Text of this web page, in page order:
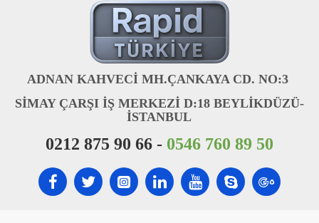
ADNAN KAHVECİ MH.ÇANKAYA CD. NO:3
SİMAY ÇARŞI İŞ MERKEZİ D:18 BEYLİKDÜZÜ-
İSTANBUL
0212 875 90 66 - 0546 760 89 50